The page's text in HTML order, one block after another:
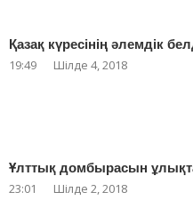
Қазақ күресінің әлемдік
19:49 Шілде 4, 2018
Ұлттық домбырасын
23:01 Шілде 2, 2018